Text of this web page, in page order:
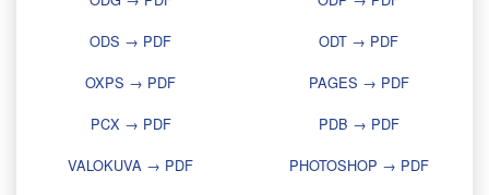
ODS → PDF
ODT → PDF
OXPS → PDF
PAGES → PDF
PCX → PDF
PDB → PDF
VALOKUVA → PDF
PHOTOSHOP → PDF